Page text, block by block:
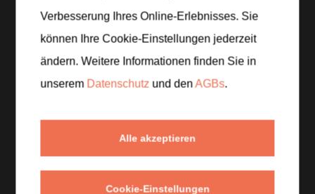
Schritt 2/6
Das Litschi-Fruchtfleisch mit dem Limettensaft fein
pürieren.
Schritt 3/6
Den Zucker unter das Litschipüree rühren, bis er sich
vollständig aufgelöst hat.
Verbesserung Ihres Online-Erlebnisses. Sie
können Ihre Cookie-Einstellungen jederzeit
ändern. Weitere Informationen finden Sie in
unserem Datenschutz und denAGBs.
Alle akzeptieren
Cookie-Einstellungen